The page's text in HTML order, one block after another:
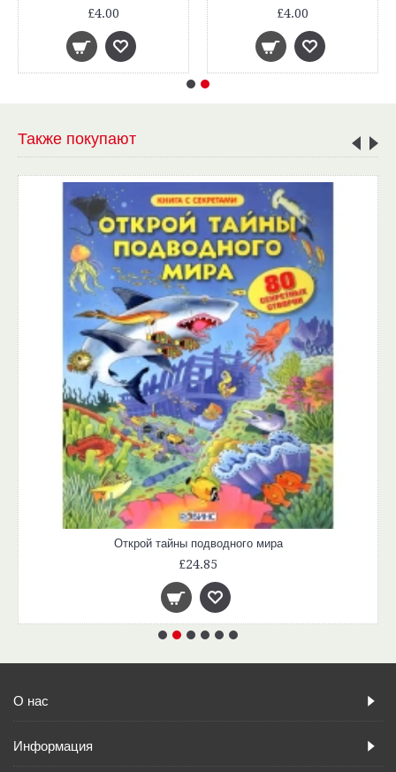
£4.00 £4.00
Также покупают
Открой тайны подводного мира
£24.85
О нас
Информация